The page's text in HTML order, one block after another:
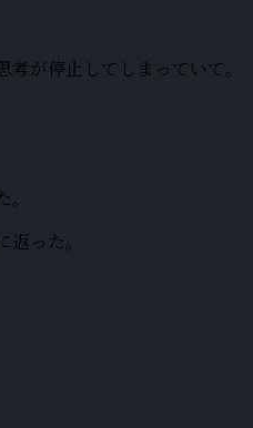
が停止してしまっていて。
った。